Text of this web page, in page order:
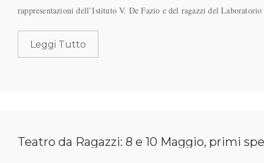
rappresentazioni dell’Istituto V. De Fazio e del ragazzi del
Leggi Tutto
Teatro da Ragazzi: 8 e 10 Maggio, primi